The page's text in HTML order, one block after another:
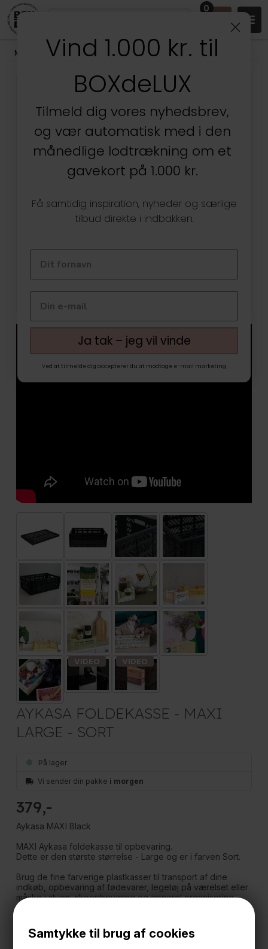
Samtykke til brug af cookies
0
Mærker Aykasa Foldekasser
AYKASA FOLDEKASSE - MAXI
LARGE - SORT
På lager
Vi sender din pakke i morgen
379
Aykasa MAXI Black
MAXI Aykasa foldekasse til opbevaring.
Dette er den største størrelse - Large og er i farven Sort.
Brug de fine farverige plastkasser til transport af dine
indkøb, opbevaring af fødevarer, legetøj på værelset eller
måske i stuen, skoopbevaring og generel organisering
rundt i hele hjemmet.
- Miks og Match de forskellige farver og størrelser og sæt
et personligt præg i hjemmet med stilren opbevaring.
Vind 1.000 kr. til
BOXdeLUX
Tilmeld dig vores nyhedsbrev,
og vær automatisk med i den
månedlige lodtrækning om et
gavekort på 1.000 kr.
Få samtidig inspiration, nyheder og særlige
tilbud direkte i indbakken.
Ja tak – jeg vil vinde
Ved at tilmelde dig accepterer du at modtage e-mail marketing